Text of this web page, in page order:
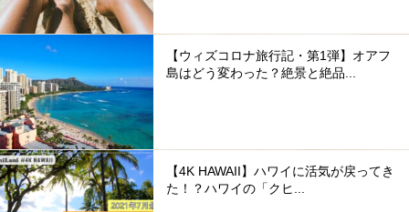
【ウィズコロナ旅行記・第1弾】オアフ
島はどう変わった？絶景と絶品...
【4K HAWAII】ハワイに活気が戻ってき
た！？ハワイの「クヒ...